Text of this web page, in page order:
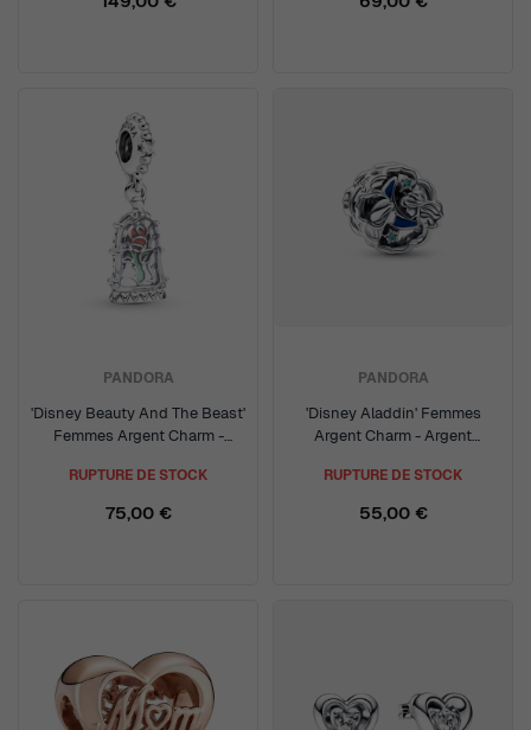
PANDORA
'Disney Beauty And The Beast'
Femmes Argent Charm -
RUPTURE DE STOCK
75,00 €
PANDORA
'Disney Aladdin' Femmes
Argent Charm - Argent
RUPTURE DE STOCK
55,00 €